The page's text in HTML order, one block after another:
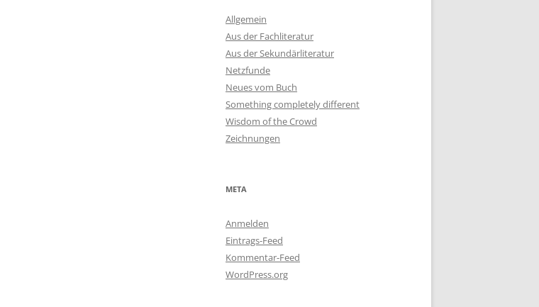
Allgemein
Aus der Fachliteratur
Aus der Sekundärliteratur
Netzfunde
Neues vom Buch
Something completely different
Wisdom of the Crowd
Zeichnungen
META
Anmelden
Eintrags-Feed
Kommentar-Feed
WordPress.org